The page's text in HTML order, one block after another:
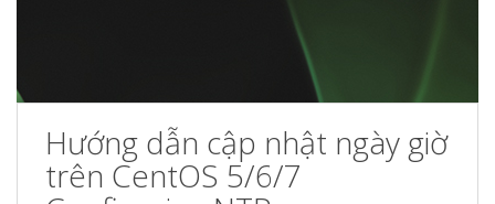
Hướng dẫn cập nhật ngày giờ
trên CentOS 5/6/7